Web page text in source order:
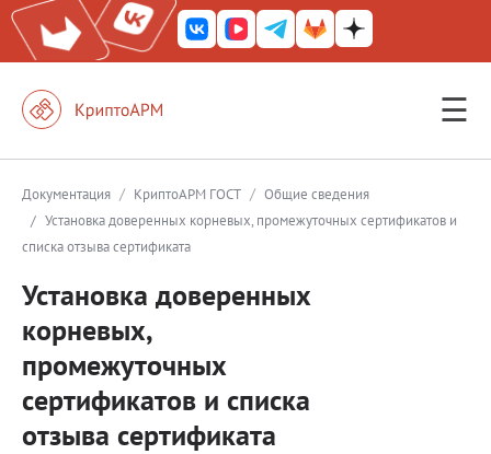
☰
КриптоАРМ
КриптоАРМ Server
КриптоАРМ Mobile
КриптоАРМ Документы
КриптоАРМ для 1С-Битрикс
Документация / КриптоАРМ ГОСТ / Общие сведения
/ Установка доверенных корневых, промежуточных сертификатов и
списка отзыва сертификата
Установка доверенных
корневых,
промежуточных
сертификатов и списка
отзыва сертификата